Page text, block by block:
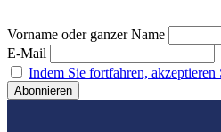
Vorname oder ganzer Name
E-Mail
Indem Sie fortfahren, akzeptieren